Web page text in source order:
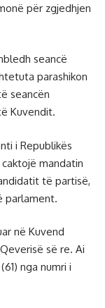
për zgjedhjen
seancë
parashikon
seancën
Kuvendit.
i Republikës
mandatin
të partisë,
parlament.
në Kuvend
së re. Ai
nga numri i